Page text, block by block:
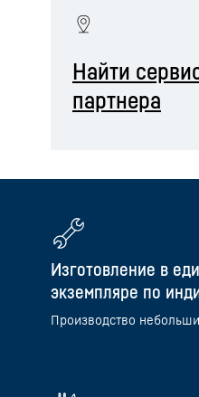
Найти
партнера
Изготовление в
экземпляре по
Производство